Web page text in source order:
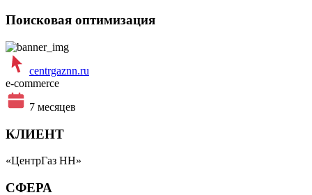
Поисковая оптимизация
centrgaznn.ru
e-commerce
7 месяцев
КЛИЕНТ
«ЦентрГаз НН»
СФЕРА